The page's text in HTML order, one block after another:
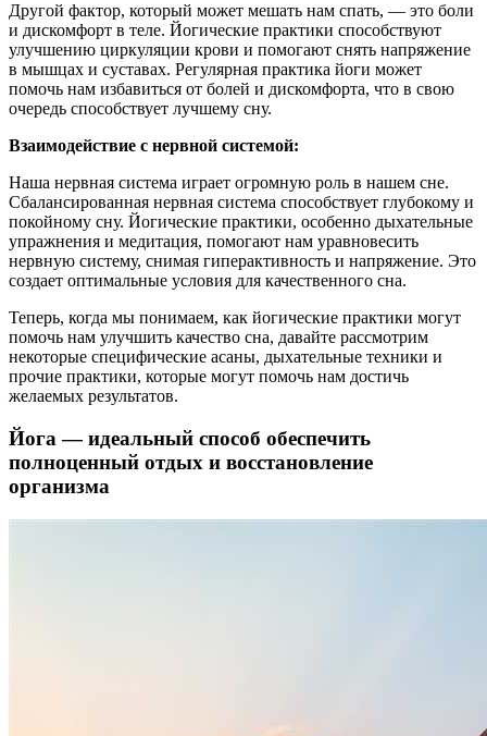
Другой фактор, который может мешать нам спать, — это боли
и дискомфорт в теле. Йогические практики способствуют
улучшению циркуляции крови и помогают снять напряжение
в мышцах и суставах. Регулярная практика йоги может
помочь нам избавиться от болей и дискомфорта, что в свою
очередь способствует лучшему сну.
Взаимодействие с нервной системой:
Наша нервная система играет огромную роль в нашем сне.
Сбалансированная нервная система способствует глубокому и
покойному сну. Йогические практики, особенно дыхательные
упражнения и медитация, помогают нам уравновесить
нервную систему, снимая гиперактивность и напряжение. Это
создает оптимальные условия для качественного сна.
Теперь, когда мы понимаем, как йогические практики могут
помочь нам улучшить качество сна, давайте рассмотрим
некоторые специфические асаны, дыхательные техники и
прочие практики, которые могут помочь нам достичь
желаемых результатов.
Йога — идеальный способ обеспечить
полноценный отдых и восстановление
организма